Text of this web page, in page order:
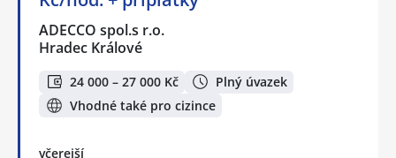
ADECCO spol.s r.o.
Hradec Králové
24 000 – 27 000 Kč
Plný úvazek
Vhodné také pro cizince
včerejší